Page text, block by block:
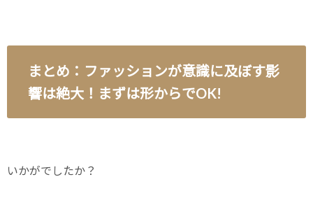
まとめ：ファッションが意識に及ぼす影
響は絶大！まずは形からでOK!
いかがでしたか？